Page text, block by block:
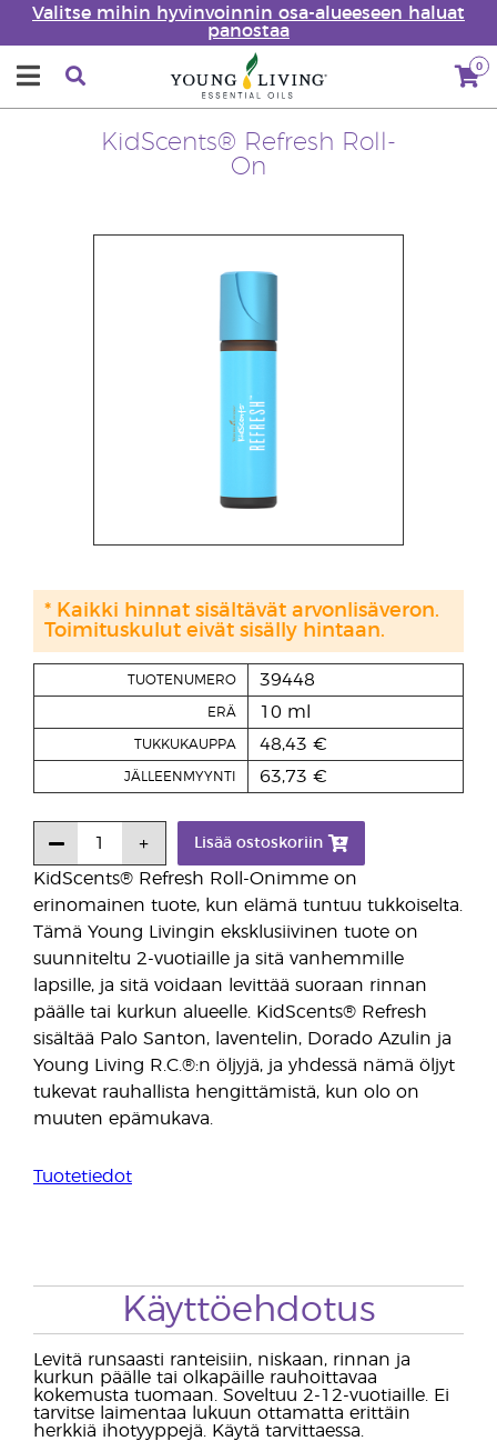
Valitse mihin hyvinvoinnin osa-alueeseen haluat
panostaa
0
KidScents® Refresh Roll-
On
KidScents® Refresh Roll-Onimme on
erinomainen tuote, kun elämä tuntuu tukkoiselta.
Tämä Young Livingin eksklusiivinen tuote on
suunniteltu 2-vuotiaille ja sitä vanhemmille
lapsille, ja sitä voidaan levittää suoraan rinnan
päälle tai kurkun alueelle. KidScents® Refresh
sisältää Palo Santon, laventelin, Dorado Azulin ja
Young Living R.C.®:n öljyjä, ja yhdessä nämä öljyt
tukevat rauhallista hengittämistä, kun olo on
muuten epämukava.
Tuotetiedot
TUOTENUMERO 39448
ERÄ 10 ml
TUKKUKAUPPA 48,43 €
JÄLLEENMYYNTI 63,73 €
Lisää ostoskoriin
* Kaikki hinnat sisältävät arvonlisäveron.
Toimituskulut eivät sisälly hintaan.
Käyttöehdotus
Levitä runsaasti ranteisiin, niskaan, rinnan ja
kurkun päälle tai olkapäille rauhoittavaa
kokemusta tuomaan. Soveltuu 2-12-vuotiaille. Ei
tarvitse laimentaa lukuun ottamatta erittäin
herkkiä ihotyyppejä. Käytä tarvittaessa.